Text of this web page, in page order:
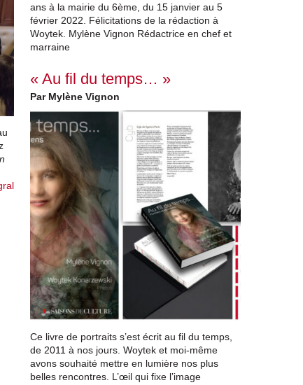
ans à la mairie du 6ème, du 15 janvier au 5
février 2022. Félicitations de la rédaction à
Woytek. Mylène Vignon Rédactrice en chef et
marraine
« Au fil du temps… »
Par Mylène Vignon
Ce livre de portraits s’est écrit au fil du temps,
de 2011 à nos jours. Woytek et moi-même
avons souhaité mettre en lumière nos plus
belles rencontres. L’œil qui fixe l’image